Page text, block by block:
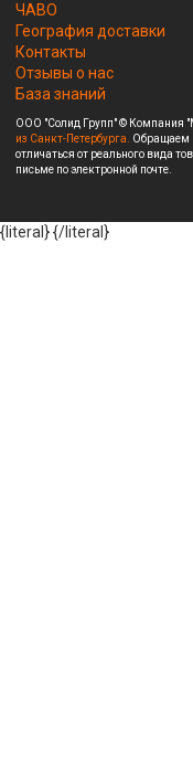
ЧАВО
География доставки
Контакты
Отзывы о нас
База знаний
ООО "Солид Групп" © Компания
из Санкт-Петербурга. Обращаем
отличаться от реального вида
письме по электронной почте.
{literal}{/literal}